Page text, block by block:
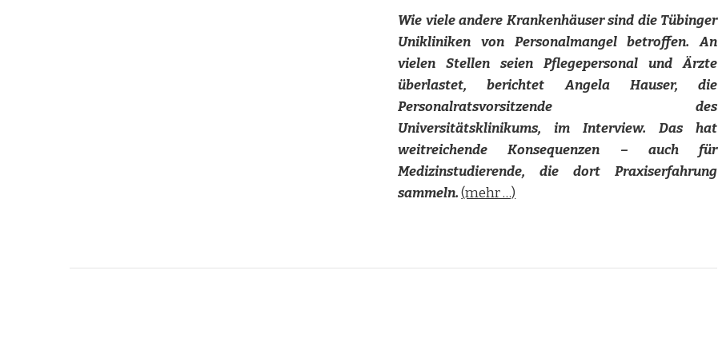
Wie viele andere Krankenhäuser sind die Tübinger
Unikliniken von Personalmangel betroffen. An
vielen Stellen seien Pflegepersonal und Ärzte
überlastet, berichtet Angela Hauser, die
Personalratsvorsitzende des
Universitätsklinikums, im Interview. Das hat
weitreichende Konsequenzen – auch für
Medizinstudierende, die dort Praxiserfahrung
sammeln. (mehr …)